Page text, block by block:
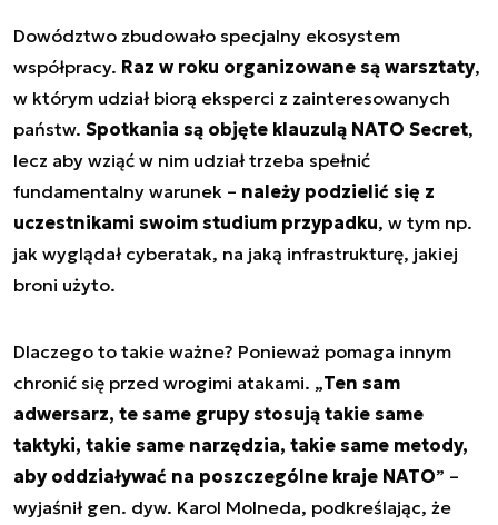
Dowództwo zbudowało specjalny ekosystem
współpracy. Raz w roku organizowane są warsztaty,
w którym udział biorą eksperci z zainteresowanych
państw. Spotkania są objęte klauzulą NATO Secret,
lecz aby wziąć w nim udział trzeba spełnić
fundamentalny warunek – należy podzielić się z
uczestnikami swoim studium przypadku, w tym np.
jak wyglądał cyberatak, na jaką infrastrukturę, jakiej
broni użyto.
Dlaczego to takie ważne? Ponieważ pomaga innym
chronić się przed wrogimi atakami. „Ten sam
adwersarz, te same grupy stosują takie same
taktyki, takie same narzędzia, takie same metody,
aby oddziaływać na poszczególne kraje NATO” –
wyjaśnił gen. dyw. Karol Molneda, podkreślając, że